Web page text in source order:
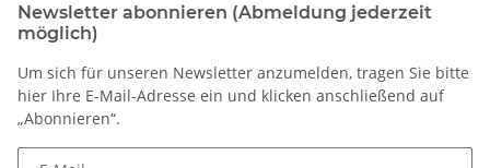
Newsletter abonnieren (Abmeldung jederzeit
möglich)
Um sich für unseren Newsletter anzumelden, tragen Sie bitte
hier Ihre E-Mail-Adresse ein und klicken anschließend auf
„Abonnieren“.